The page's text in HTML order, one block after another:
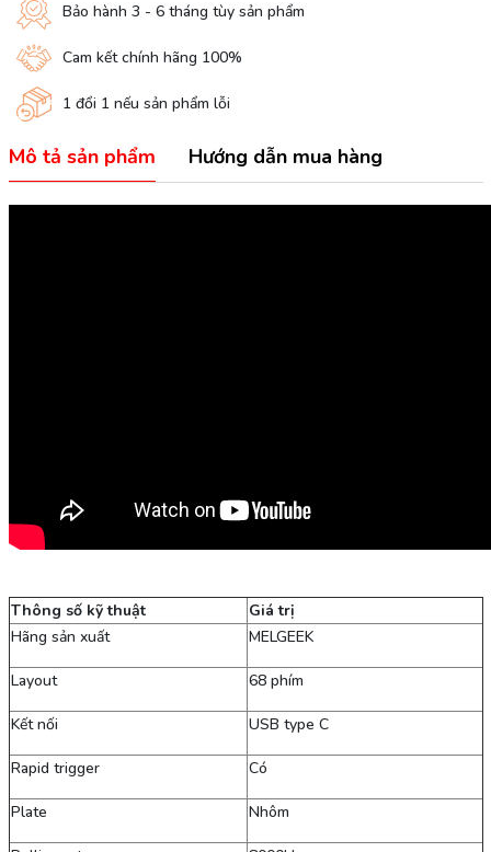
Bảo hành 3 - 6 tháng tùy sản phẩm
Cam kết chính hãng 100%
1 đổi 1 nếu sản phẩm lỗi
Mô tả sản phẩm Hướng dẫn mua hàng
Thông số kỹ thuật
Giá trị
Hãng sản xuất
MELGEEK
Layout 68 phím
Kết nối USB type C
Rapid trigger Có
Plate Nhôm